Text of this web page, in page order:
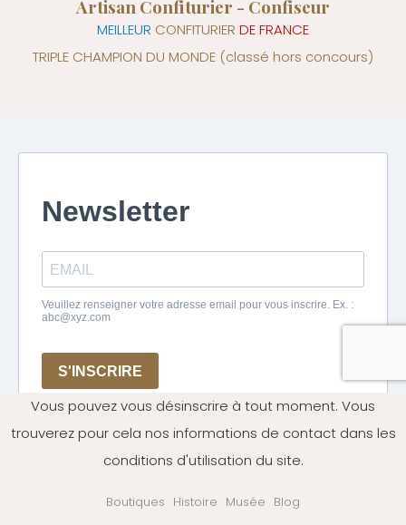
Artisan Confiturier - Confiseur
MEILLEUR CONFITURIER DE FRANCE
TRIPLE CHAMPION DU MONDE (classé hors concours)
Vous pouvez vous désinscrire à tout moment. Vous
trouverez pour cela nos informations de contact dans les
conditions d'utilisation du site.
Boutiques Histoire Musée Blog